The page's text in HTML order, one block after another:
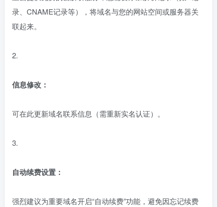
录、CNAME记录等），将域名与您的网站空间或服务器关
联起来。
2.
信息修改：
可在此更新域名联系信息（需重新实名认证）。
3.
自动续费设置：
强烈建议为重要域名开启“自动续费”功能，避免因忘记续费